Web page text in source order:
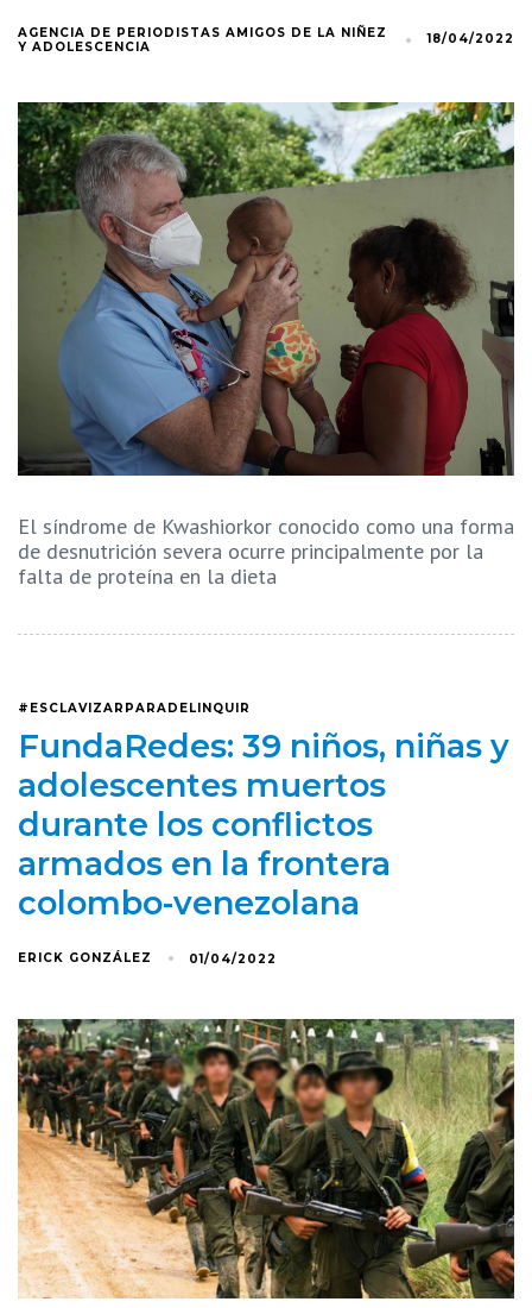
AGENCIA DE PERIODISTAS AMIGOS DE LA NIÑEZ
Y ADOLESCENCIA
18/04/2022
El síndrome de Kwashiorkor conocido como una forma
de desnutrición severa ocurre principalmente por la
falta de proteína en la dieta
#ESCLAVIZARPARADELINQUIR
FundaRedes: 39 niños, niñas y
adolescentes muertos
durante los conflictos
armados en la frontera
colombo-venezolana
ERICK GONZÁLEZ 01/04/2022